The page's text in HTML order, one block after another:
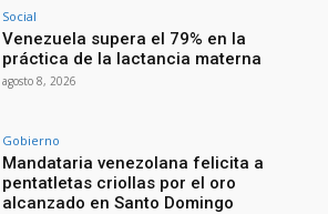
Social
Venezuela supera el 79% en la
práctica de la lactancia materna
agosto 8, 2026
Gobierno
Mandataria venezolana felicita a
pentatletas criollas por el oro
alcanzado en Santo Domingo